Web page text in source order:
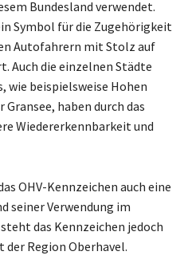
Bundesland verwendet.
Symbol für die Zugehörigkeit
Autofahrern mit Stolz auf
Auch die einzelnen Städte
wie beispielsweise Hohen
haben durch das
Wiedererkennbarkeit und
OHV-Kennzeichen auch eine
seiner Verwendung im
das Kennzeichen jedoch
Region Oberhavel.